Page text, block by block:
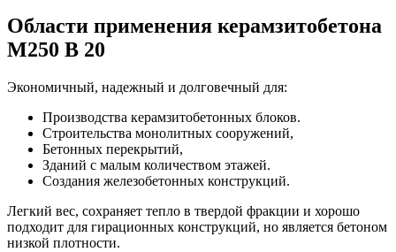
Области применения керамзитобетона
M250 B 20
Экономичный, надежный и долговечный для:
Производства керамзитобетонных блоков.
Строительства монолитных сооружений,
Бетонных перекрытий,
Зданий с малым количеством этажей.
Создания железобетонных конструкций.
Легкий вес, сохраняет тепло в твердой фракции и хорошо
подходит для гирационных конструкций, но является бетоном
низкой плотности.